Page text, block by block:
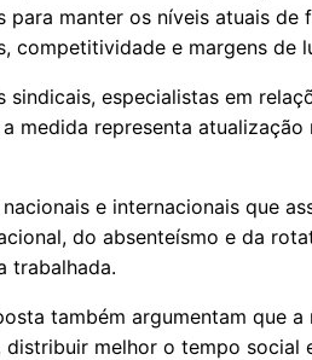
para manter os níveis atuais de
competitividade e margens de
sindicais, especialistas em
medida representa
e internacionais que
do absenteísmo e da
trabalhada.
também argumentam que
distribuir melhor o tempo social